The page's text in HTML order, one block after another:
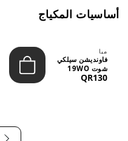
أساسيات المكياج
ميا
فاونديشن سيلكي
شوت 19WO
ميديوم دارك بدرجة
QR130